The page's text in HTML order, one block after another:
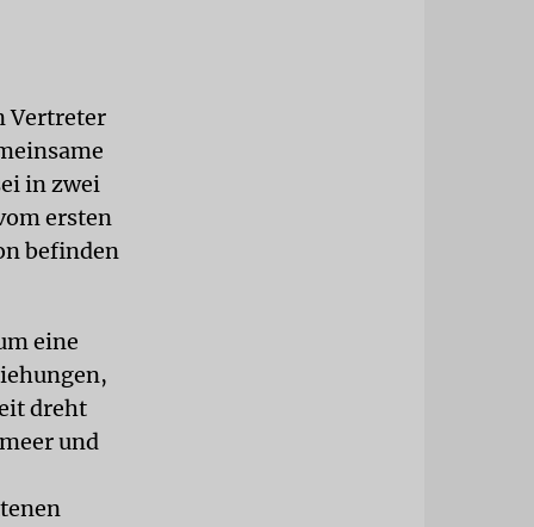
Vertreter
in zwei
ersten
befinden
eine
dreht
und